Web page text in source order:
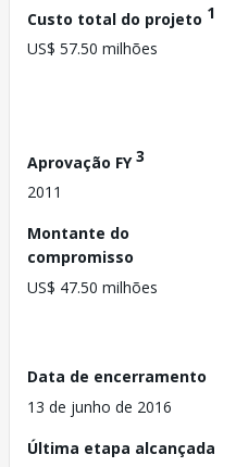
Custo total do projeto 1
US$ 57.50 milhões
Aprovação FY3
2011
Montante do
compromisso
US$ 47.50 milhões
Data de encerramento
13 de junho de 2016
Última etapa alcançada